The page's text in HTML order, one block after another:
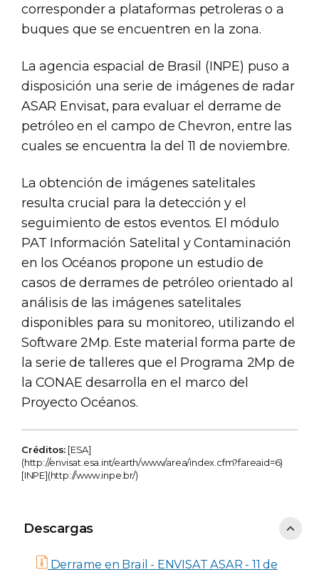
corresponder a plataformas petroleras o a
buques que se encuentren en la zona.
La agencia espacial de Brasil (INPE) puso a
disposición una serie de imágenes de radar
ASAR Envisat, para evaluar el derrame de
petróleo en el campo de Chevron, entre las
cuales se encuentra la del 11 de noviembre.
La obtención de imágenes satelitales
resulta crucial para la detección y el
seguimiento de estos eventos. El módulo
PAT Información Satelital y Contaminación
en los Océanos propone un estudio de
casos de derrames de petróleo orientado al
análisis de las imágenes satelitales
disponibles para su monitoreo, utilizando el
Software 2Mp. Este material forma parte de
la serie de talleres que el Programa 2Mp de
la CONAE desarrolla en el marco del
Proyecto Océanos.
Créditos: [ESA]
(http://envisat.esa.int/earth/www/area/index.cfm?fareaid=6)
[INPE](http://www.inpe.br/)
Descargas
Descargas
Derrame en Brail - ENVISAT ASAR - 11 de